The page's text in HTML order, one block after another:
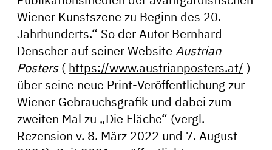
Wiener Kunstszene zu Beginn des 20.
Jahrhunderts.“ So der Autor Bernhard
Denscher auf seiner Website Austrian
Posters( https://www.austrianposters.at/ )
über seine neue Print-Veröffentlichung zur
Wiener Gebrauchsgrafik und dabei zum
zweiten Mal zu „Die Fläche“ (vergl.
Rezension v. 8. März 2022 und 7. August